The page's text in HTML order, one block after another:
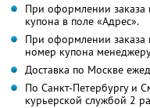
При оформлении заказа
купона в поле «Адрес».
При оформлении
номер купона
Доставка по Москве
По Санкт-Петербургу и
курьерской службой 2